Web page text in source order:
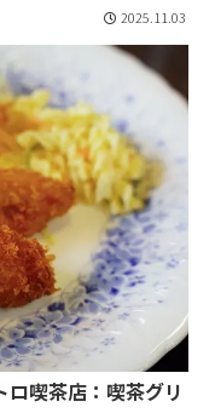
2025.11.03
ロ喫茶店：喫茶グリ